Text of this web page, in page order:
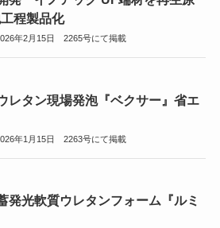
程製品化
年2月15日 2265号にて掲載
タン現場発泡『ベクサー』省エ
年1月15日 2263号にて掲載
光軟質ウレタンフォーム『ルミ